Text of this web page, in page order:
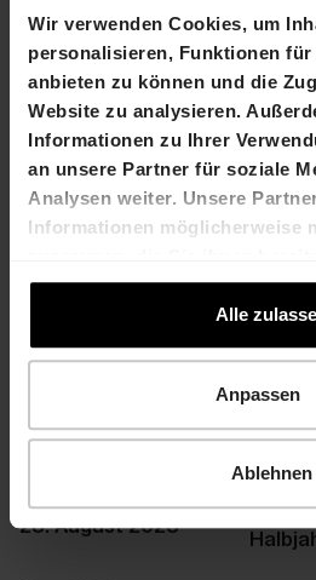
Wir verwenden Cookies, um
personalisieren, Funktionen
anbieten zu können und die
Website zu analysieren.
Informationen zu Ihrer
an unsere Partner für soziale
Analysen weiter. Unsere
Informationen möglicherweise
die sie im Rahmen Ihrer
Alle
Anpassen
Ablehnen
Kontakt
Marco Feusi
Chief Executive Officer
T +41 61 606 55 00
E-Mail Marco Feusi
HIAG Immobilien Holding AG
Aeschenplatz 7
4052 Basel
E-Mail
28. August 2023